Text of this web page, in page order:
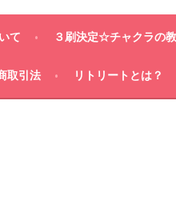
て ３刷決定☆チャクラの
取引法 リトリートとは？